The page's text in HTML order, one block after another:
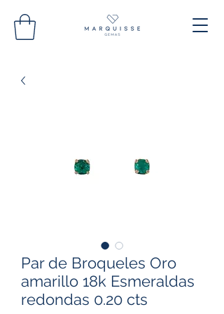
Par de Broqueles Oro
amarillo 18k Esmeraldas
redondas 0.20 cts